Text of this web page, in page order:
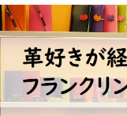
福祉転職
栃
土屋鞄
保育
ブランクチュール
フランクリンプ
ハイクラス転職